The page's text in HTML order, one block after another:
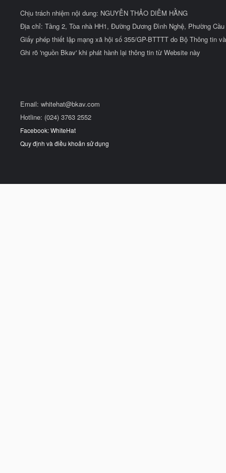
Chịu trách nhiệm nội dung: NGUYỄN THẢO DIỄM HẰNG
Địa chỉ: Tầng 2, Tòa nhà HH1, Đường Dương Đình Nghệ, Phường
Giấy phép thiết lập mạng xã hội số 355/GP-BTTTT do Bộ Thông tin
Ghi rõ 'nguồn Bkav' khi phát hành lại thông tin từ Website này
Email: whitehat@bkav.com
Hotline: (024) 3763 2552
Facebook: WhiteHat
Quy định và điều khoản sử dụng